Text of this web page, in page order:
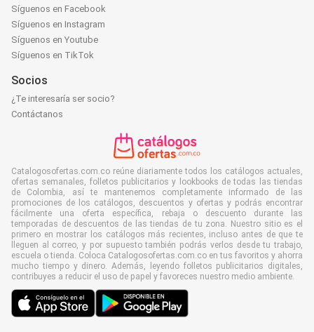
Síguenos en Facebook
Síguenos en Instagram
Síguenos en Youtube
Síguenos en TikTok
Socios
¿Te interesaría ser socio?
Contáctanos
Catalogosofertas.com.co reúne diariamente todos los catálogos actuales,
ofertas semanales, folletos publicitarios y lookbooks de todas las tiendas
de Colombia, así te mantenemos completamente informado de las
promociones de los catálogos, descuentos y ofertas y podrás encontrar
fácilmente una oferta específica, rebaja o descuento durante las
temporadas de descuentos de las tiendas de tu zona. Nuestro sitio es el
primero en mostrar los catálogos más recientes, incluso antes de que te
lleguen al correo, y por supuesto también podrás verlos desde tu trabajo,
escuela o tienda. Coloca Catalogosofertas.com.co en tus favoritos y ahorra
mucho tiempo y dinero. Además, leyendo folletos publicitarios digitales,
contribuyes a reducir el uso de papel y favoreces nuestro medio ambiente.